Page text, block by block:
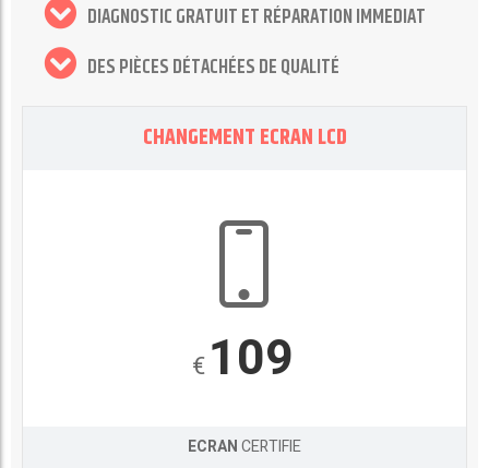
DIAGNOSTIC GRATUIT ET RÉPARATION IMMEDIAT
DES PIÈCES DÉTACHÉES DE QUALITÉ
CHANGEMENT ECRAN LCD
€109
ECRANCERTIFIE